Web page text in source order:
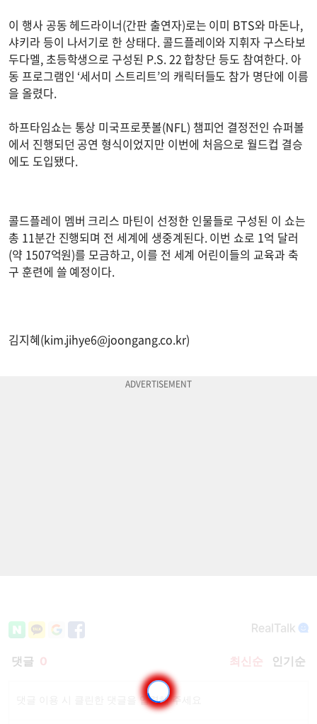
이 행사 공동 헤드라이너(간판 출연자)로는 이미 BTS와 마돈나,
샤키라 등이 나서기로 한 상태다. 콜드플레이와 지휘자 구스타보
두다멜, 초등학생으로 구성된 P.S. 22 합창단 등도 참여한다. 아
동 프로그램인 ‘세서미 스트리트’의 캐릭터들도 참가 명단에 이름
을 올렸다.
하프타임쇼는 통상 미국프로풋볼(NFL) 챔피언 결정전인 슈퍼볼
에서 진행되던 공연 형식이었지만 이번에 처음으로 월드컵 결승
에도 도입됐다.
콜드플레이 멤버 크리스 마틴이 선정한 인물들로 구성된 이 쇼는
총 11분간 진행되며 전 세계에 생중계된다. 이번 쇼로 1억 달러
(약 1507억원)를 모금하고, 이를 전 세계 어린이들의 교육과 축
구 훈련에 쓸 예정이다.
김지혜(kim.jihye6@joongang.co.kr)